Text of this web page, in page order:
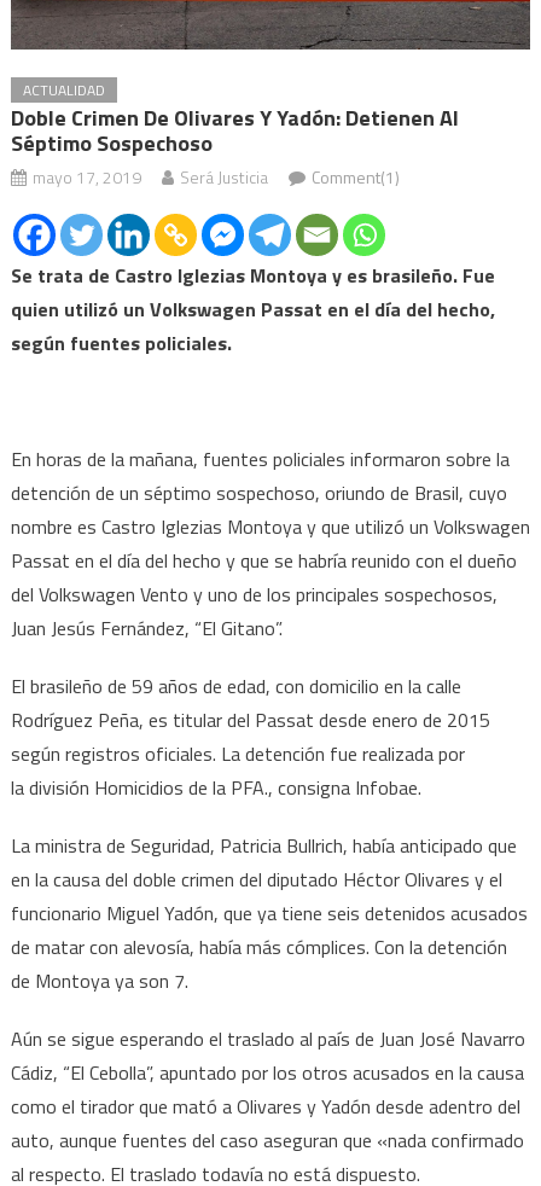
ACTUALIDAD
Doble Crimen De Olivares Y Yadón: Detienen Al
Séptimo Sospechoso
mayo 17, 2019 Será Justicia Comment(1)
Se trata de Castro Iglezias Montoya y es brasileño. Fue
quien utilizó un Volkswagen Passat en el día del hecho,
según fuentes policiales.
En horas de la mañana, fuentes policiales informaron sobre la
detención de un séptimo sospechoso, oriundo de Brasil, cuyo
nombre es Castro Iglezias Montoya y que utilizó un Volkswagen
Passat en el día del hecho y que se habría reunido con el dueño
del Volkswagen Vento y uno de los principales sospechosos,
Juan Jesús Fernández, “El Gitano”.
El brasileño de 59 años de edad, con domicilio en la calle
Rodríguez Peña, es titular del Passat desde enero de 2015
según registros oficiales. La detención fue realizada por
la división Homicidios de la PFA., consigna Infobae.
La ministra de Seguridad, Patricia Bullrich, había anticipado que
en la causa del doble crimen del diputado Héctor Olivares y el
funcionario Miguel Yadón, que ya tiene seis detenidos acusados
de matar con alevosía, había más cómplices. Con la detención
de Montoya ya son 7.
Aún se sigue esperando el traslado al país de Juan José Navarro
Cádiz, “El Cebolla”, apuntado por los otros acusados en la causa
como el tirador que mató a Olivares y Yadón desde adentro del
auto, aunque fuentes del caso aseguran que «nada confirmado
al respecto. El traslado todavía no está dispuesto.